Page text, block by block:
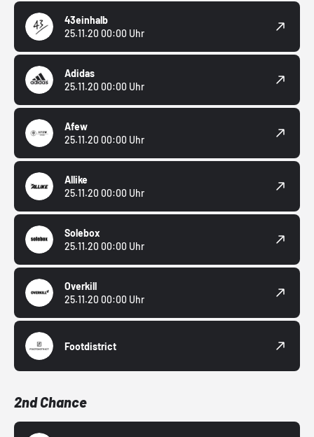
43einhalb
25.11.20 00:00 Uhr
Adidas
25.11.20 00:00 Uhr
Afew
25.11.20 00:00 Uhr
Allike
25.11.20 00:00 Uhr
Solebox
25.11.20 00:00 Uhr
Overkill
25.11.20 00:00 Uhr
Footdistrict
2nd Chance